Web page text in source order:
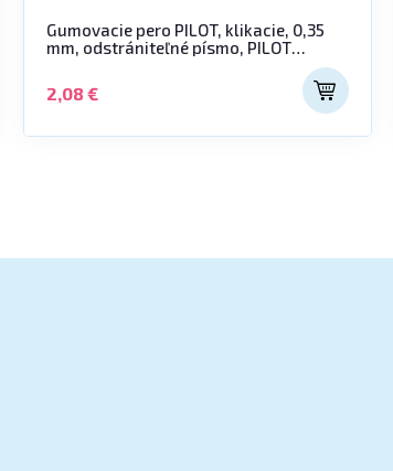
Gumovacie pero PILOT, klikacie, 0,35
mm, odstrániteľné písmo, PILOT
2,08 €